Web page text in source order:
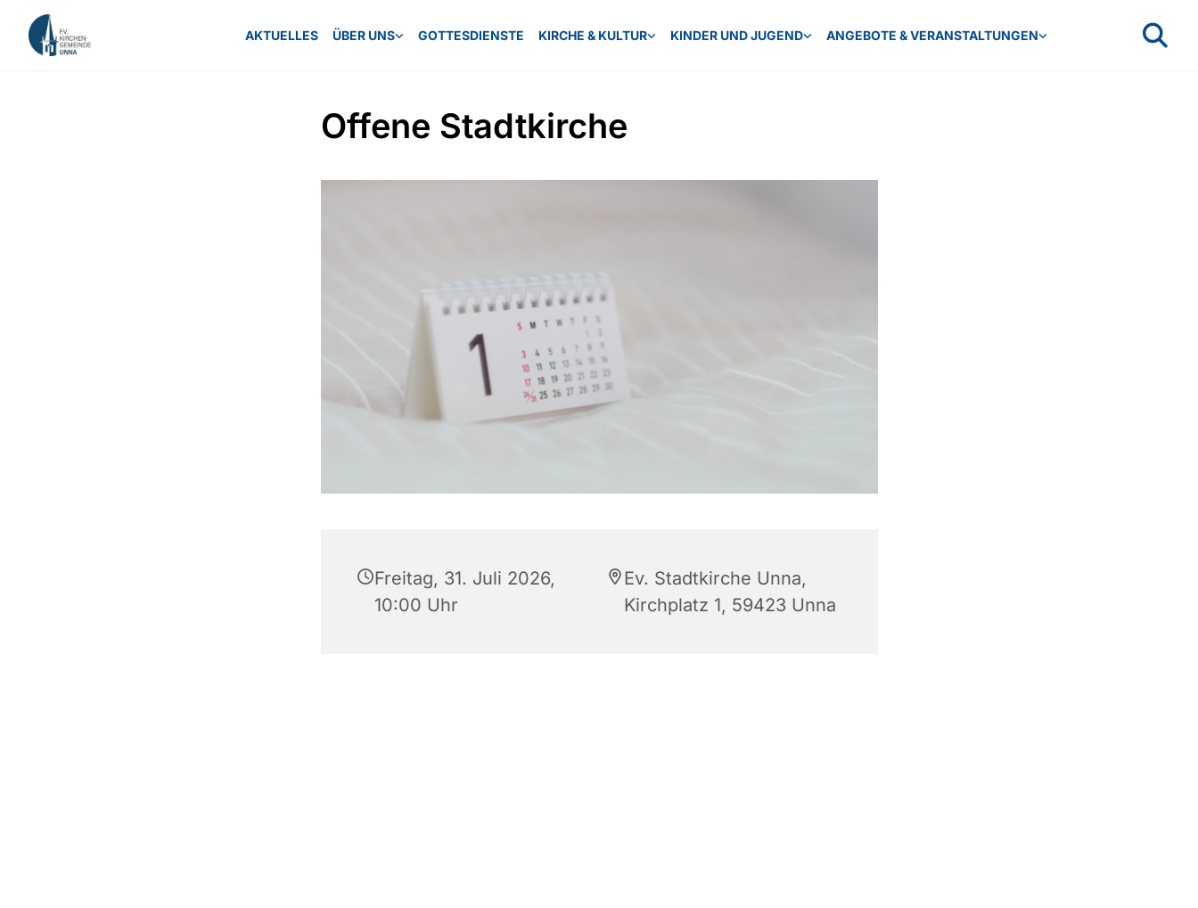
AKTUELLES ÜBER UNS GOTTESDIENSTE KIRCHE & KULTUR KINDER UND JUGEND ANGEBOTE & VERANSTALTUNGEN
Offene Stadtkirche
Freitag, 31. Juli 2026,
10:00 Uhr
Ev. Stadtkirche Unna,
Kirchplatz 1, 59423 Unna